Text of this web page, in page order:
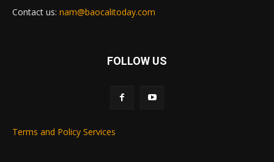
Contact us: nam@baocalitoday.com
FOLLOW US
Terms and Policy Services